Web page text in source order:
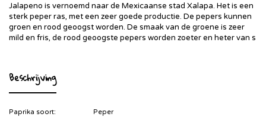
Jalapeno is vernoemd naar de Mexicaanse stad Xalapa. Het is een
sterk peper ras, met een zeer goede productie. De pepers kunnen
groen en rood geoogst worden. De smaak van de groene is zeer
mild en fris, de rood geoogste pepers worden zoeter en heter van s
Beschrijving
Paprika soort:
Peper